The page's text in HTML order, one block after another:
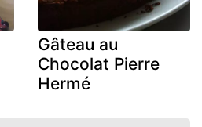
Gâteau au
Chocolat Pierre
Hermé